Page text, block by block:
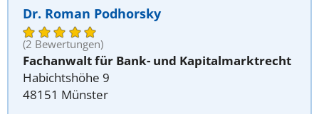
Dr. Roman Podhorsky
(2 Bewertungen)
Fachanwalt für Bank- und Kapitalmarktrecht
Habichtshöhe 9
48151 Münster